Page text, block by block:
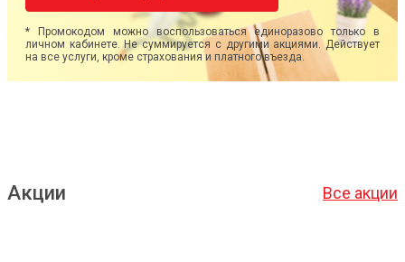
* Промокодом можно воспользоваться единоразово только в
личном кабинете. Не суммируется с другими акциями. Действует
на все услуги, кроме страхования и платного въезда.
Акции Все акции